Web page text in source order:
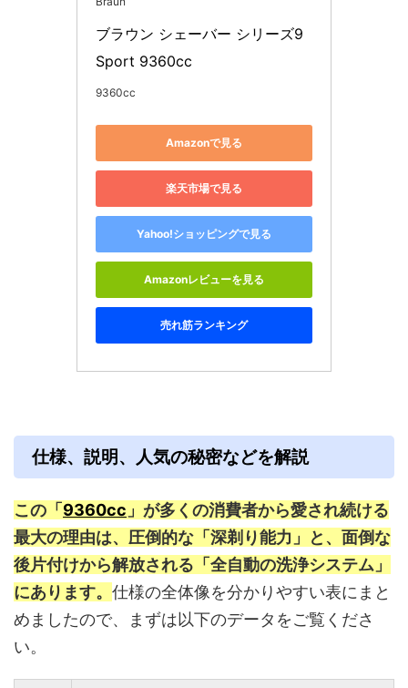
ブラウン シェーバー シリーズ9
Sport 9360cc
9360cc
Amazonで見る
楽天市場で見る
Yahoo!ショッピングで見る
Amazonレビューを見る
売れ筋ランキング
仕様、説明、人気の秘密などを解説
この「9360cc 」が多くの消費者から愛され続ける
最大の理由は、圧倒的な「深剃り能力」と、面倒な
後片付けから解放される「全自動の洗浄システム」
にあります。 仕様の全体像を分かりやすい表にまと
めましたので、まずは以下のデータをご覧くださ
い。